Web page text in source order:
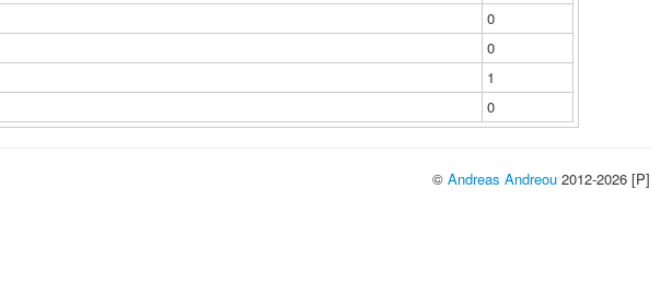
0
0
1
0
© Andreas Andreou 2012-2026 [P]